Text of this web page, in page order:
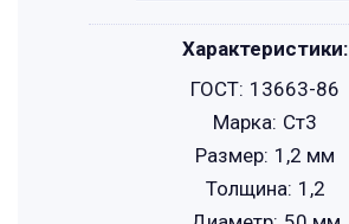
Характеристики:
ГОСТ: 13663-86
Марка: Ст3
Размер: 1,2 мм
Толщина: 1,2